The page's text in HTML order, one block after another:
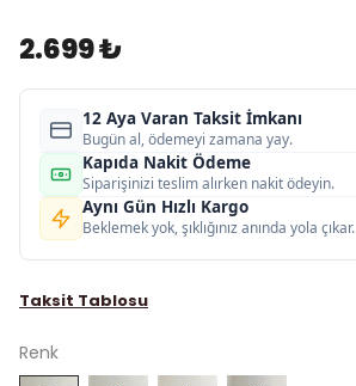
2.699 ₺
12 Aya Varan Taksit İmkanı
Bugün al, ödemeyi zamana yay.
Kapıda Nakit Ödeme
Siparişinizi teslim alırken nakit ödeyin.
Aynı Gün Hızlı Kargo
Beklemek yok, şıklığınız anında yola çıkar.
Taksit Tablosu
Renk